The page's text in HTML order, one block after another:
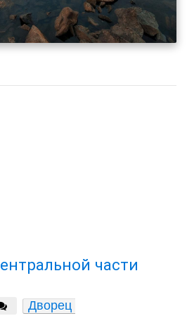
части
Дворец